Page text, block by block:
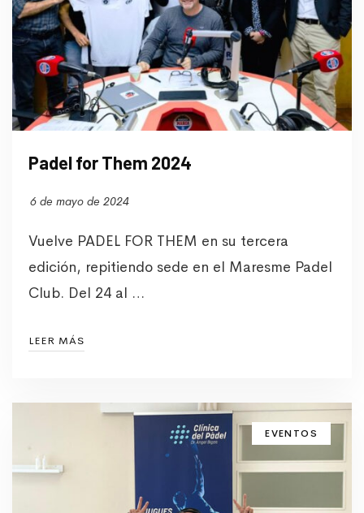
Padel for Them 2024
6 de mayo de 2024
Vuelve PADEL FOR THEM en su tercera
edición, repitiendo sede en el Maresme Padel
Club. Del 24 al …
LEER MÁS
EVENTOS